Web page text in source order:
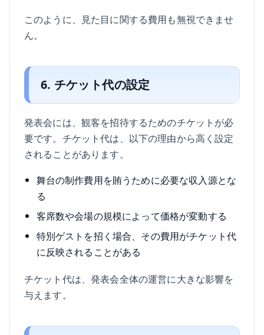
このように、見た目に関する費用も無視できませ
ん。
6. チケット代の設定
発表会には、観客を招待するためのチケットが必
要です。チケット代は、以下の理由から高く設定
されることがあります。
舞台の制作費用を賄うために必要な収入源とな
る
客席数や会場の規模によって価格が変動する
特別ゲストを招く場合、その費用がチケット代
に反映されることがある
チケット代は、発表会全体の運営に大きな影響を
与えます。